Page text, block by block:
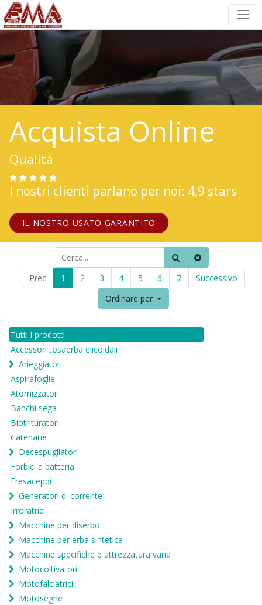
Acquista Online
Qualità
I nostri clienti parlano per noi: 4,9 stars
IL NOSTRO USATO GARANTITO
Prec 1 2 3 4 5 6 7
Successivo
Ordinare per
Tutti i prodotti
Accessori tosaerba elicoidali
Arieggiatori
Aspirafoglie
Atomizzatori
Banchi sega
Biotrituratori
Catenarie
Decespugliatori
Forbici a batteria
Fresaceppi
Generatori di corrente
Irroratrici
Macchine per diserbo
Macchine per erba sintetica
Macchine specifiche e attrezzatura varia
Motocoltivatori
Motofalciatrici
Motoseghe